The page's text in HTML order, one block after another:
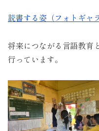
読書する姿（フォトギャ
将来につながる言語教育
行っています。